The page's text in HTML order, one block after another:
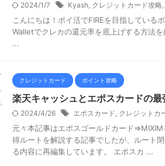
2024/1/7 Kyash, クレジットカード攻略,
こんにちは！ポイ活でFIREを目指している
Walletでクレカの還元率を底上げする方法
...
クレジットカード ポイント攻略
楽天キャッシュとエポスカードの
2024/4/26 エポスカード, クレジットカ
元々本記事はエポスゴールドカード
得ルートを解説する記事でしたが、ルート
る内容に再編集しています。 エポスカ ...